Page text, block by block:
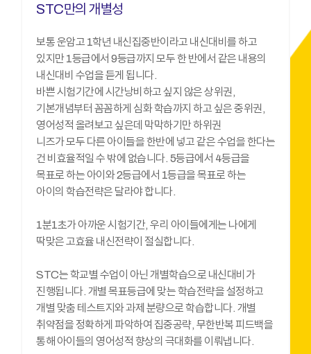
STC만의 개별성
보통 운암고 1학년 내신집중반이라고 내신대비를 하고
있지만 1등급에서 9등급까지 모두 한 반에서 같은 내용의
내신대비 수업을 듣게 됩니다.
바쁜 시험기간에 시간낭비하고 싶지 않은 상위권,
기본개념부터 꼼꼼하게 심화 학습까지 하고 싶은 중위권,
영어성적 올려보고 싶은데 막막하기만 하위권
니즈가 모두 다른 아이들을 한반에 넣고 같은 수업을 한다는
건 비효율적일 수 밖에 없습니다. 5등급에서 4등급을
목표로 하는 아이와 2등급에서 1등급을 목표로 하는
아이의 학습전략은 달라야 합니다.
1분1초가 아까운 시험기간, 우리 아이들에게는 나에게
딱맞은 고효율 내신전략이 절실합니다.
STC는 학교별 수업이 아닌 개별학습으로 내신대비가
진행됩니다. 개별 목표등급에 맞는 학습전략을 설정하고
개별 맞춤 테스트지와 과제 분량으로 학습합니다. 개별
취약점을 정확하게 파악하여 집중공략, 무한반복 피드백을
통해 아이들의 영어성적 향상의 극대화를 이뤄냅니다.